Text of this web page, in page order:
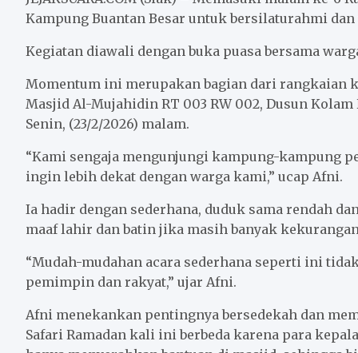
b
o
k
t
r
l
s
p
p
e
Kampung Buantan Besar untuk bersilaturahmi
Kegiatan diawali dengan buka puasa bersama
Momentum ini merupakan bagian dari rangkaian
Masjid Al-Mujahidin RT 003 RW 002, Dusun
Senin, (23/2/2026) malam.
“Kami sengaja mengunjungi kampung-kampung
ingin lebih dekat dengan warga kami,” ucap Afni.
Ia hadir dengan sederhana, duduk sama rendah
maaf lahir dan batin jika masih banyak
“Mudah-mudahan acara sederhana seperti ini
pemimpin dan rakyat,” ujar Afni.
Afni menekankan pentingnya bersedekah dan
Safari Ramadan kali ini berbeda karena para